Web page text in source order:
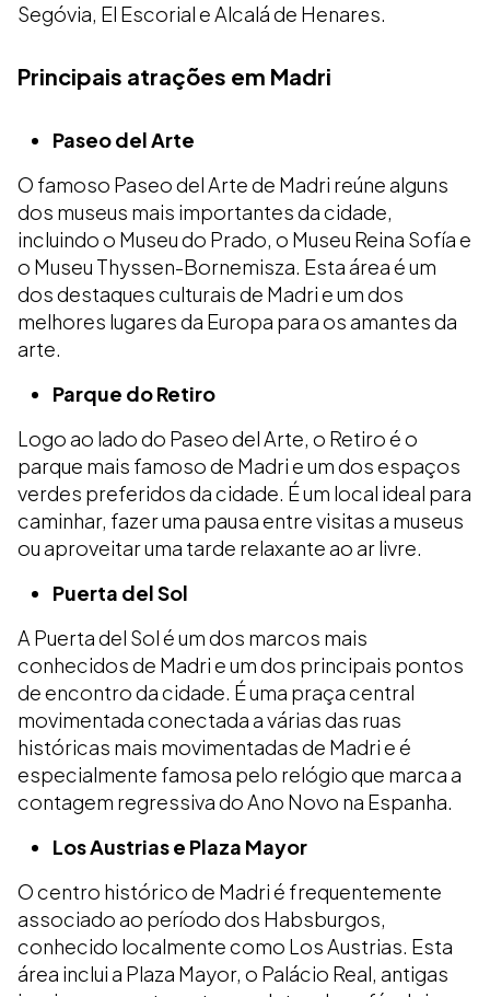
Segóvia, El Escorial e Alcalá de Henares.
Principais atrações em Madri
Paseo del Arte
O famoso Paseo del Arte de Madri reúne alguns
dos museus mais importantes da cidade,
incluindo o Museu do Prado, o Museu Reina Sofía e
o Museu Thyssen-Bornemisza. Esta área é um
dos destaques culturais de Madri e um dos
melhores lugares da Europa para os amantes da
arte.
Parque do Retiro
Logo ao lado do Paseo del Arte, o Retiro é o
parque mais famoso de Madri e um dos espaços
verdes preferidos da cidade. É um local ideal para
caminhar, fazer uma pausa entre visitas a museus
ou aproveitar uma tarde relaxante ao ar livre.
Puerta del Sol
A Puerta del Sol é um dos marcos mais
conhecidos de Madri e um dos principais pontos
de encontro da cidade. É uma praça central
movimentada conectada a várias das ruas
históricas mais movimentadas de Madri e é
especialmente famosa pelo relógio que marca a
contagem regressiva do Ano Novo na Espanha.
Los Austrias e Plaza Mayor
O centro histórico de Madri é frequentemente
associado ao período dos Habsburgos,
conhecido localmente como Los Austrias. Esta
área inclui a Plaza Mayor, o Palácio Real, antigas